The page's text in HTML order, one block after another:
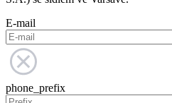
E-mail
phone_prefix